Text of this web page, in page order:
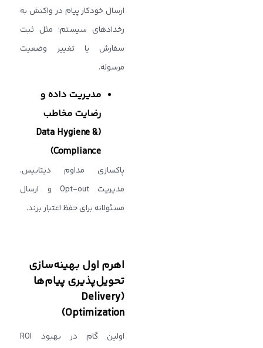
ارسال خودکار پیام در واکنش به
رخدادهای سیستم؛ مثل ثبت
سفارش یا تغییر وضعیت
مرسوله.
مدیریت داده و
رضایت مخاطب
(Data Hygiene &
Compliance)
پاکسازی مداوم دیتابیس،
مدیریت Opt-out و ارسال
مسئولانه برای حفظ اعتبار برند.
اهرم اول بهینه‌سازی
تحویل‌پذیری پیام‌ها
(Delivery
Optimization)
اولین گام در بهبود ROI